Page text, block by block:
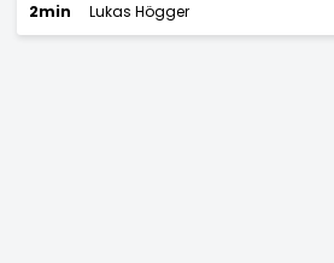
2min Lukas Högger